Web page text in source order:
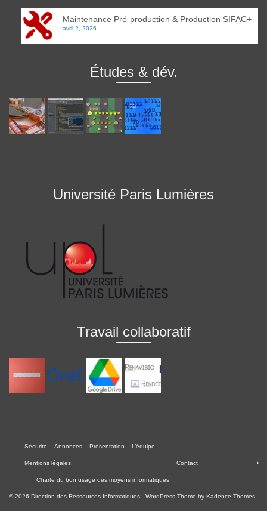
Maintenance Pré-production & Production SIFAC+
avril 2, 2026
Études & dév.
Université Paris Lumières
Travail collaboratif
Sécurité Annonces Présentation L’équipe
Mentions légales
Charte du bon usage des moyens informatiques
Contact
© 2026 Direction des Ressources Informatiques - WordPress Theme by Kadence Themes